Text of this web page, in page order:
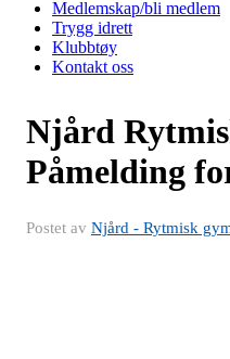
Medlemskap/bli medlem
Trygg idrett
Klubbtøy
Kontakt oss
Njård
Påmelding
Postet av Njård - Rytmisk